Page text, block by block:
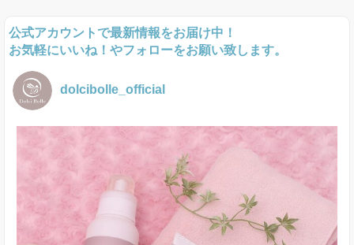
公式アカウントで最新情報をお届け中！
お気軽にいいね！やフォローをお願い致します。
dolcibolle_official